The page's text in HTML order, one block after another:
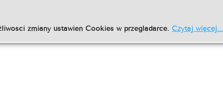
zmiany ustawień Cookies w przeglądarce.Czytaj więcej...